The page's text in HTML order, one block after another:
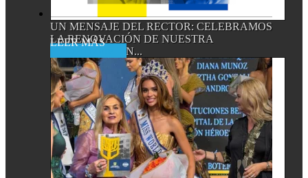
UN MENSAJE DEL RECTOR: CELEBRAMOS
LA RENOVACIÓN DE NUESTRA
ACREDITACIÓN...